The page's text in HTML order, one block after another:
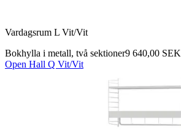
Vardagsrum L Vit/Vit
Bokhylla i metall, två sektioner9 640,00 SEK
Open Hall Q Vit/Vit